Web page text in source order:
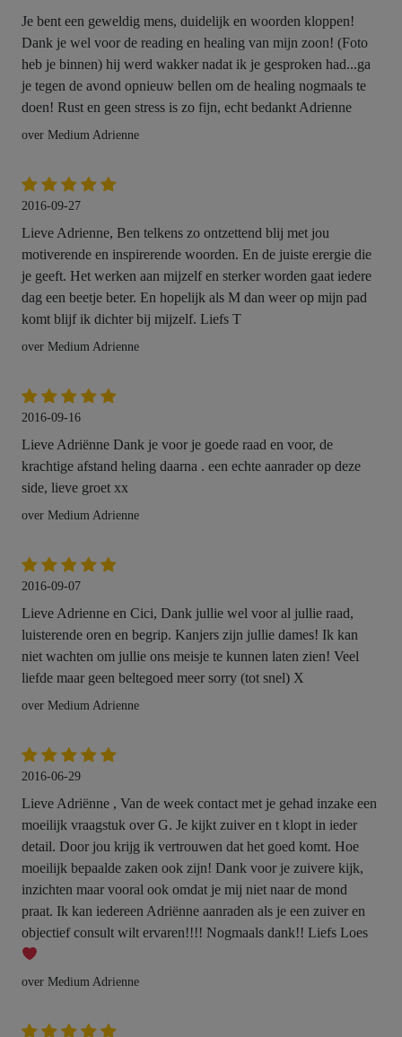
Je bent een geweldig mens, duidelijk en woorden kloppen!
Dank je wel voor de reading en healing van mijn zoon! (Foto
heb je binnen) hij werd wakker nadat ik je gesproken had...ga
je tegen de avond opnieuw bellen om de healing nogmaals te
doen! Rust en geen stress is zo fijn, echt bedankt Adrienne
over Medium Adrienne
2016-09-27
Lieve Adrienne, Ben telkens zo ontzettend blij met jou
motiverende en inspirerende woorden. En de juiste erergie die
je geeft. Het werken aan mijzelf en sterker worden gaat iedere
dag een beetje beter. En hopelijk als M dan weer op mijn pad
komt blijf ik dichter bij mijzelf. Liefs T
over Medium Adrienne
2016-09-16
Lieve Adriënne Dank je voor je goede raad en voor, de
krachtige afstand heling daarna . een echte aanrader op deze
side, lieve groet xx
over Medium Adrienne
2016-09-07
Lieve Adrienne en Cici, Dank jullie wel voor al jullie raad,
luisterende oren en begrip. Kanjers zijn jullie dames! Ik kan
niet wachten om jullie ons meisje te kunnen laten zien! Veel
liefde maar geen beltegoed meer sorry (tot snel) X
over Medium Adrienne
2016-06-29
Lieve Adriënne , Van de week contact met je gehad inzake een
moeilijk vraagstuk over G. Je kijkt zuiver en t klopt in ieder
detail. Door jou krijg ik vertrouwen dat het goed komt. Hoe
moeilijk bepaalde zaken ook zijn! Dank voor je zuivere kijk,
inzichten maar vooral ook omdat je mij niet naar de mond
praat. Ik kan iedereen Adriënne aanraden als je een zuiver en
objectief consult wilt ervaren!!!! Nogmaals dank!! Liefs Loes
over Medium Adrienne